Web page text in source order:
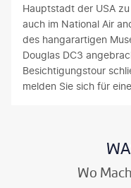
Hauptstadt der USA
auch im National Air
des hangarartigen
Douglas DC3
Besichtigungstour
melden Sie sich für
Wo